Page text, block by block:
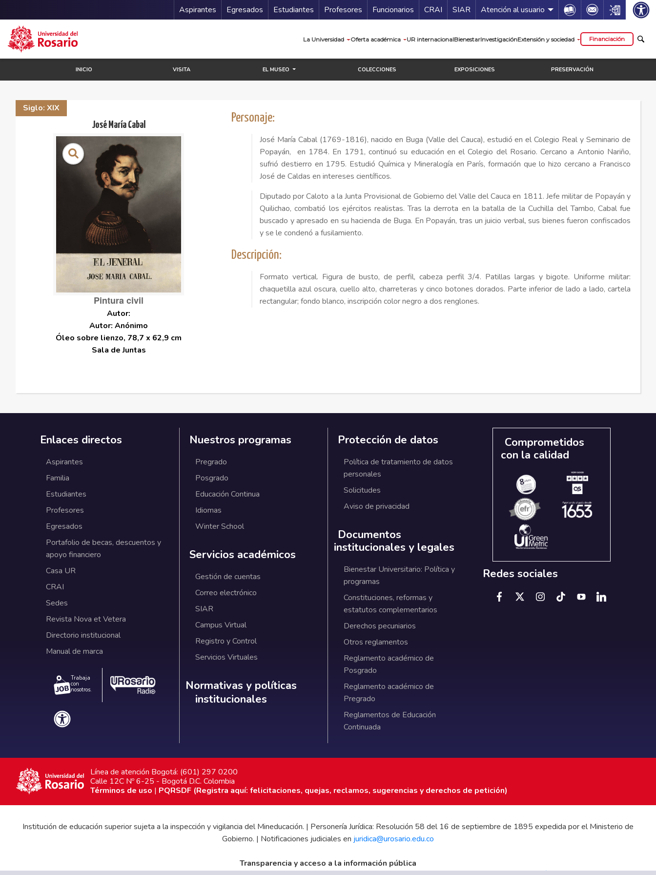
Menu Secundario
Aspirantes Egresados Estudiantes Profesores Funcionarios Guía de servicios
CRAI SIAR Atención al usuario Icon Icon Icon
La Universidad Oferta académica UR internacionalBienestarInvestigaciónExtensión y sociedad Financiación
INICIO VISITA EL MUSEO COLECCIONES EXPOSICIONES PRESERVACIÓN
Siglo: XIX
José María Cabal
Pintura civil
Autor: Anónimo
Óleo sobre lienzo, 78,7 x 62,9 cm
Sala de Juntas
Personaje:
José María Cabal (1769-1816), nacido en Buga (Valle del Cauca), estudió en el Colegio Real y Seminario de
Popayán, en 1784. En 1791, continuó su educación en el Colegio del Rosario. Cercano a Antonio Nariño,
sufrió destierro en 1795. Estudió Química y Mineralogía en París, formación que lo hizo cercano a Francisco
José de Caldas en intereses científicos.
Diputado por Caloto a la Junta Provisional de Gobierno del Valle del Cauca en 1811. Jefe militar de Popayán y
Quilichao, combatió los ejércitos realistas. Tras la derrota en la batalla de la Cuchilla del Tambo, Cabal fue
buscado y apresado en su hacienda de Buga. En Popayán, tras un juicio verbal, sus bienes fueron confiscados
y se le condenó a fusilamiento.
Descripción:
Formato vertical. Figura de busto, de perfil, cabeza perfil 3/4. Patillas largas y bigote. Uniforme militar:
chaquetilla azul oscura, cuello alto, charreteras y cinco botones dorados. Parte inferior de lado a lado, cartela
rectangular; fondo blanco, inscripción color negro a dos renglones.
Enlaces directos
Aspirantes
Familia
Estudiantes
Profesores
Egresados
Portafolio de becas, descuentos y
apoyo financiero
Casa UR
CRAI
Sedes
Revista Nova et Vetera
Directorio institucional
Manual de marca
Trabaja
con
nosotros.
Nuestros programas
Pregrado
Posgrado
Educación Continua
Idiomas
Winter School
Servicios académicos
Gestión de cuentas
Correo electrónico
SIAR
Campus Virtual
Registro y Control
Servicios Virtuales
Normativas y políticas institucionales
Normativas y políticas
institucionales
Protección de datos
Política de tratamiento de datos
personales
Solicitudes
Aviso de privacidad
Documentos
institucionales y legales
Bienestar Universitario: Política y
programas
Constituciones, reformas y
estatutos complementarios
Derechos pecuniarios
Otros reglamentos
Reglamento académico de
Posgrado
Reglamento académico de
Pregrado
Reglamentos de Educación
Continuada
Comprometidos
con la calidad
Redes sociales
Línea de atención Bogotá: (601) 297 0200
Calle 12C Nº 6-25 - Bogotá D.C. Colombia
Términos de uso | PQRSDF (Registra aquí: felicitaciones, quejas, reclamos, sugerencias y derechos de petición)
Institución de educación superior sujeta a la inspección y vigilancia del Mineducación. | Personería Jurídica: Resolución 58 del 16 de septiembre de 1895 expedida por el Ministerio de
Gobierno. | Notificaciones judiciales en juridica@urosario.edu.co
Transparencia y acceso a la información pública